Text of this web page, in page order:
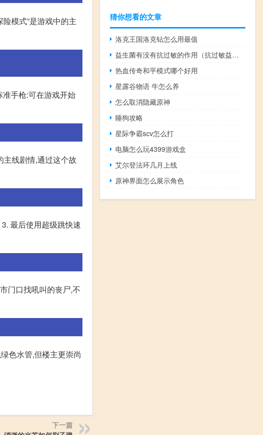
模式”是游戏中的主
准手枪:可在游戏开始
主线剧情,通过这个故
最后使用超级跳快速
门口找吼叫的丧尸,不
色水管,但楼主更崇尚
下一篇
猜你想看的文章
洛克王国洛克钻怎么用最值
益生菌有没有抗过敏的作用（抗过敏益生菌有用吗）
热血传奇和平模式哪个好用
星露谷物语 牛怎么养
怎么取消隐藏原神
睡狗攻略
星际争霸scv怎么打
电脑怎么玩4399游戏盒
艾尔登法环几月上线
原神界面怎么展示角色